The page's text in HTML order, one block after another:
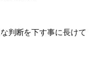
判断を下す事に長けて